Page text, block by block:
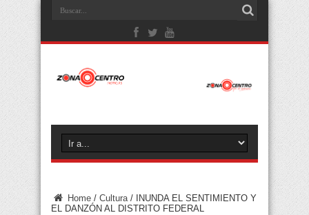
Home / Cultura /
INUNDA EL SENTIMIENTO Y
EL DANZÓN AL DISTRITO FEDERAL